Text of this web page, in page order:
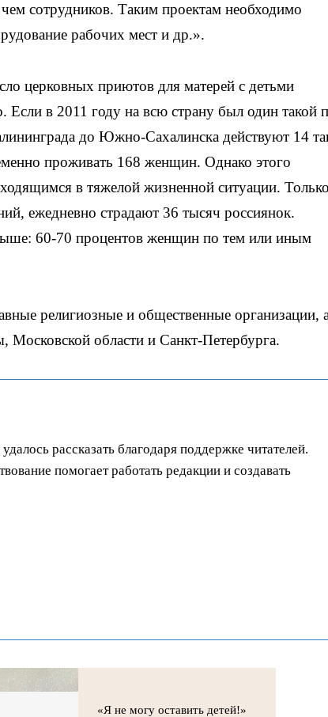
сотрудников. Таким проектам необходимо
рабочих мест и др.».
церковных приютов для матерей с детьми
в 2011 году на всю страну был один такой
до Южно-Сахалинска действуют 14
проживать 168 женщин. Однако этого
в тяжелой жизненной ситуации. Только
ежедневно страдают 36 тысяч россиянок.
60-70 процентов женщин по тем или иным
религиозные и общественные организации,
области и Санкт-Петербурга.
рассказать благодаря поддержке читателей.
помогает работать редакции и создавать
«Я не могу оставить детей!»